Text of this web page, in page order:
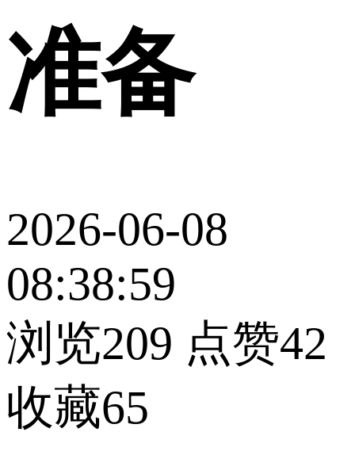
准备
2026-06-08
08:38:59
浏览209 点赞42
收藏65